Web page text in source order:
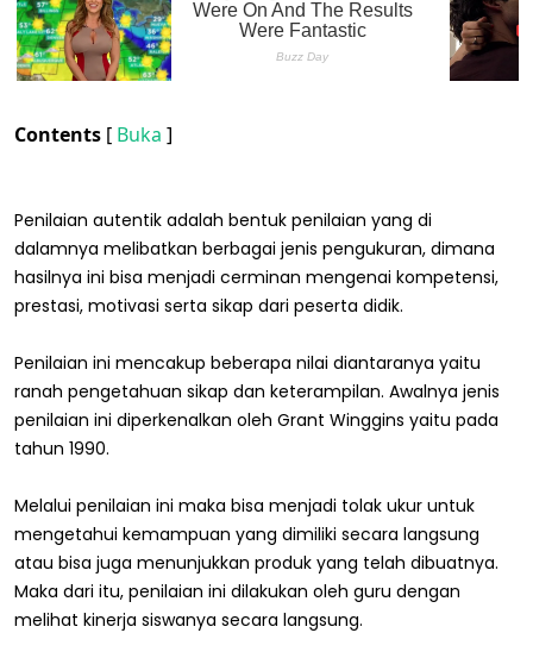
Contents [ Buka ]
Penilaian autentik adalah bentuk penilaian yang di
dalamnya melibatkan berbagai jenis pengukuran, dimana
hasilnya ini bisa menjadi cerminan mengenai kompetensi,
prestasi, motivasi serta sikap dari peserta didik.
Penilaian ini mencakup beberapa nilai diantaranya yaitu
ranah pengetahuan sikap dan keterampilan. Awalnya jenis
penilaian ini diperkenalkan oleh Grant Winggins yaitu pada
tahun 1990.
Melalui penilaian ini maka bisa menjadi tolak ukur untuk
mengetahui kemampuan yang dimiliki secara langsung
atau bisa juga menunjukkan produk yang telah dibuatnya.
Maka dari itu, penilaian ini dilakukan oleh guru dengan
melihat kinerja siswanya secara langsung.